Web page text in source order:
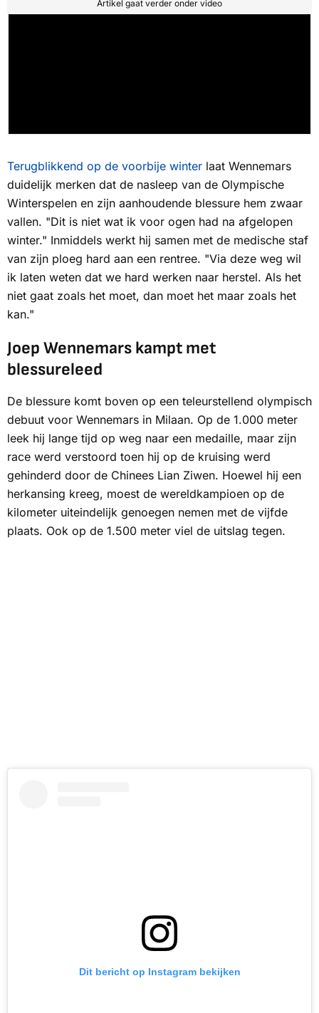
Artikel gaat verder onder video
Terugblikkend op de voorbije winter laat Wennemars
duidelijk merken dat de nasleep van de Olympische
Winterspelen en zijn aanhoudende blessure hem zwaar
vallen. "Dit is niet wat ik voor ogen had na afgelopen
winter." Inmiddels werkt hij samen met de medische staf
van zijn ploeg hard aan een rentree. "Via deze weg wil
ik laten weten dat we hard werken naar herstel. Als het
niet gaat zoals het moet, dan moet het maar zoals het
kan."
Joep Wennemars kampt met
blessureleed
De blessure komt boven op een teleurstellend olympisch
debuut voor Wennemars in Milaan. Op de 1.000 meter
leek hij lange tijd op weg naar een medaille, maar zijn
race werd verstoord toen hij op de kruising werd
gehinderd door de Chinees Lian Ziwen. Hoewel hij een
herkansing kreeg, moest de wereldkampioen op de
kilometer uiteindelijk genoegen nemen met de vijfde
plaats. Ook op de 1.500 meter viel de uitslag tegen.
Dit bericht op Instagram bekijken